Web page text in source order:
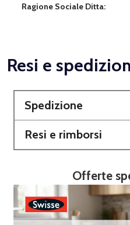
Ragione Sociale Ditta:
Resi e
Spedizione
Resi e rimborsi
Offerte